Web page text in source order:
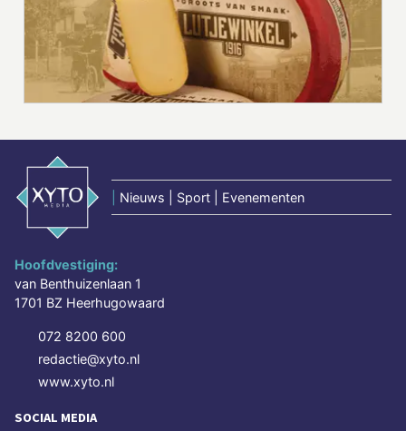
Nieuws | Sport | Evenementen
Hoofdvestiging:
van Benthuizenlaan 1
1701 BZ Heerhugowaard
072 8200 600
redactie@xyto.nl
www.xyto.nl
SOCIAL MEDIA